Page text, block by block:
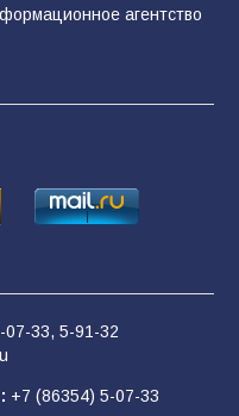
в 2026 году
ответ
это
агентство
07-33, 5-91-32
+7 (86354) 5-07-33